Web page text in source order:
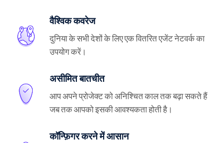
वैश्विक कवरेज
दुनिया के सभी देशों के लिए एक वितरित एजेंट नेटवर्क का
उपयोग करें।
असीमित बातचीत
आप अपने प्रोजेक्ट को अनिश्चित काल तक बढ़ा सकते हैं
जब तक आपको इसकी आवश्यकता होती है।
कॉन्फ़िगर करने में आसान